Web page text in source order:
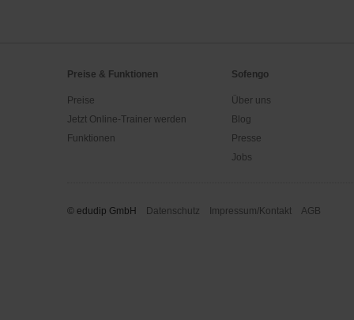
Preise & Funktionen
Preise
Jetzt Online-Trainer werden
Funktionen
Sofengo
Über uns
Blog
Presse
Jobs
© edudip GmbH Datenschutz Impressum/Kontakt AGB